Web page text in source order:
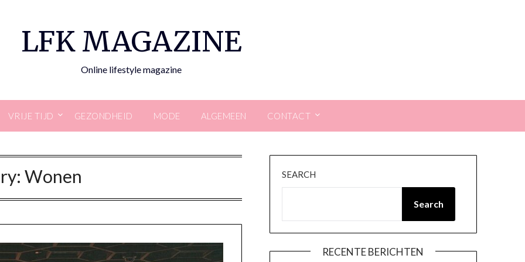
LFK MAGAZINE
Online lifestyle magazine
VRIJE TIJD GEZONDHEID MODE ALGEMEEN CONTACT
Wonen SEARCH
Search
RECENTE BERICHTEN